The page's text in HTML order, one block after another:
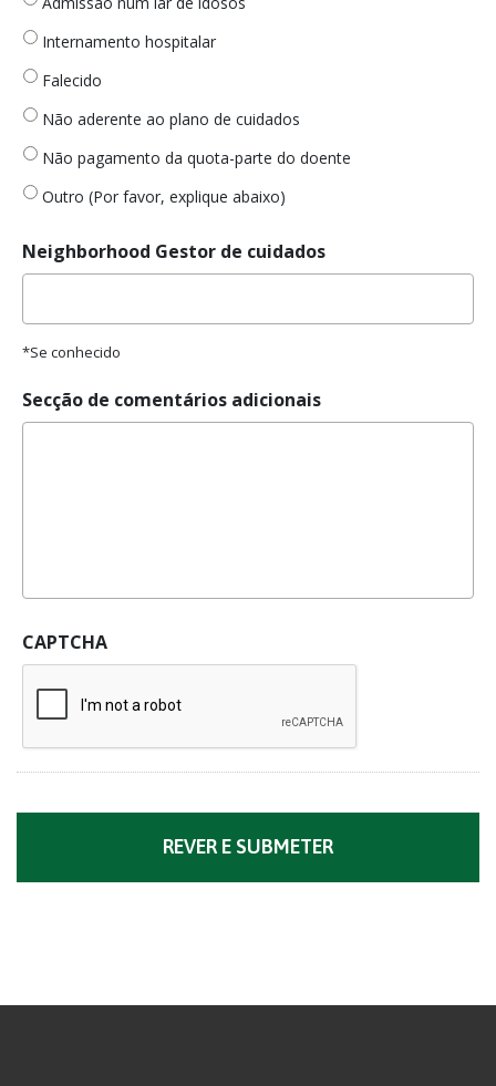
Internamento hospitalar
Falecido
Não aderente ao plano de cuidados
Não pagamento da quota-parte do doente
Outro (Por favor, explique abaixo)
Neighborhood Gestor de cuidados
*Se conhecido
Secção de comentários adicionais
CAPTCHA